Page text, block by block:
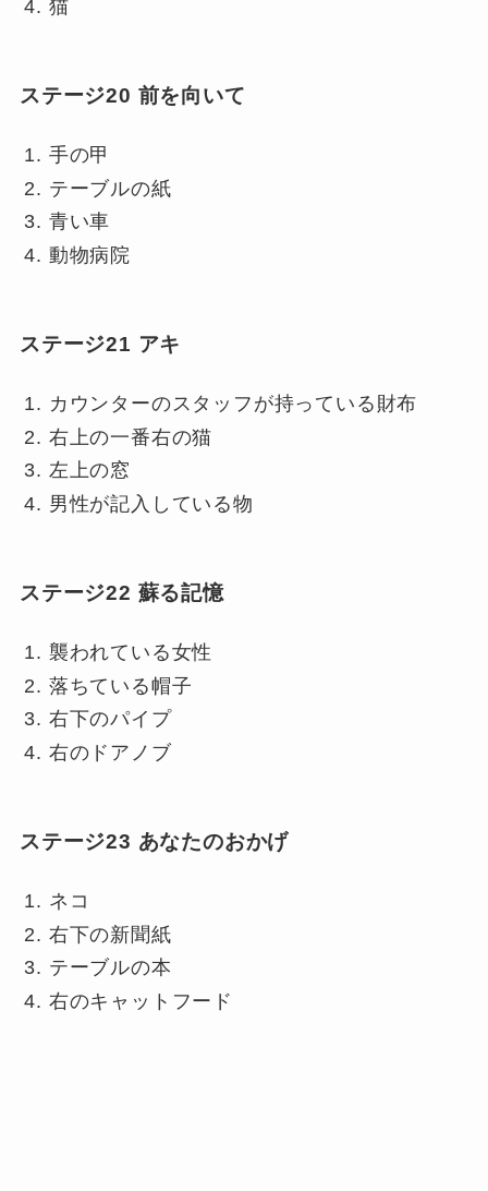
猫
ステージ20 前を向いて
手の甲
テーブルの紙
青い車
動物病院
ステージ21 アキ
カウンターのスタッフが持っている財布
右上の一番右の猫
左上の窓
男性が記入している物
ステージ22 蘇る記憶
襲われている女性
落ちている帽子
右下のパイプ
右のドアノブ
ステージ23 あなたのおかげ
ネコ
右下の新聞紙
テーブルの本
右のキャットフード